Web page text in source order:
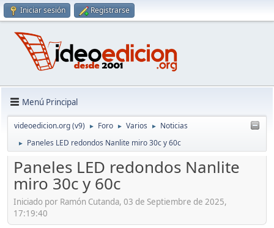
Iniciar sesión Registrarse
Menú Principal
videoedicion.org (v9) ► Foro ► Varios ► Noticias
► Paneles LED redondos Nanlite miro 30c y 60c
Paneles LED redondos Nanlite
miro 30c y 60c
Iniciado por Ramón Cutanda, 03 de Septiembre de 2025,
17:19:40